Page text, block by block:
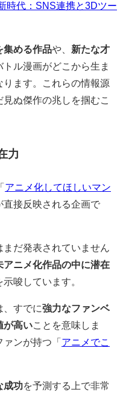
時代：SNS連携と3Dツー
集める作品や、 新たな才
ル漫画がどこから生ま
ります。これらの情報源
ぬ傑作の兆しを掴むこ
力
アニメ化してほしいマン
直接反映される企画で
だ発表されていません
アニメ化作品の中に潜在
示唆しています。
、すでに強力なファンベ
が高い ことを意味しま
ンが持つ「 アニメでこ
成功を予測する上で非常